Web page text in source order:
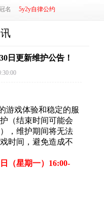
名 5y2y自律公约
日更新维护公告！